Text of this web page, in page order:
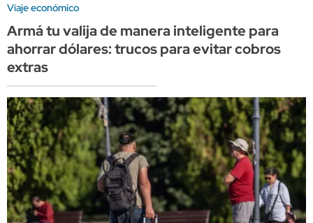
Viaje económico
Armá tu valija de manera inteligente para
ahorrar dólares: trucos para evitar cobros
extras